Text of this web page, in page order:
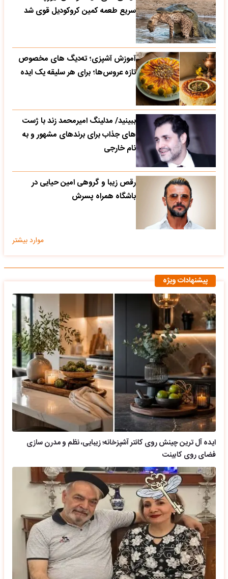
سریع طعمه کمین کروکودیل قوی شد
آموزش آشپزی؛ ته‌دیگ‌ های مخصوص
تازه‌ عروس‌ها؛ برای هر سلیقه یک ایده
ببینید/ مدلینگ امیرمحمد زند با ژست
های جذاب برای برندهای مشهور و به
نام خارجی
رقص زیبا و گروهی امین حیایی در
باشگاه همراه پسرش
موارد بیشتر
پیشنهادات ویژه
ایده آل ترین چینش روی کانتر آشپزخانه؛ زیبایی، نظم و مدرن سازی
فضای روی کابینت